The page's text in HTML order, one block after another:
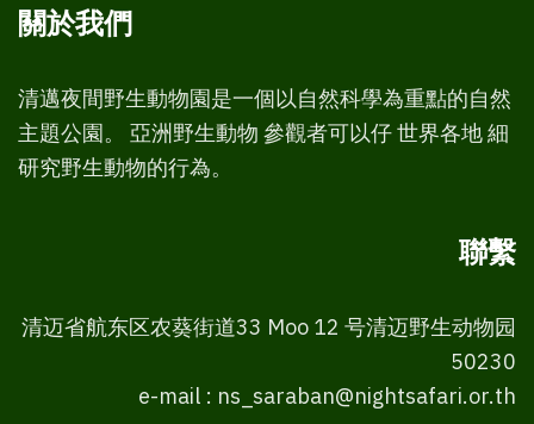
關於我們
清邁夜間野生動物園是一個以自然科學為重點的自然
主題公園。 亞洲野生動物 參觀者可以仔 世界各地 細
研究野生動物的行為。
聯繫
清迈省航东区农葵街道33 Moo 12 号清迈野生动物园
50230
e-mail : ns_saraban@nightsafari.or.th